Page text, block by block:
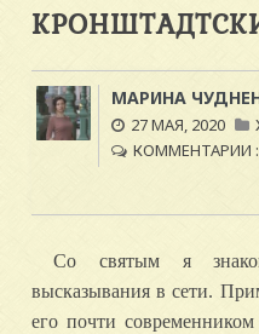
МАРИНА
27 МАЯ, 2020
КОММЕНТАРИИ
Со святым я
высказывания в сети.
его почти